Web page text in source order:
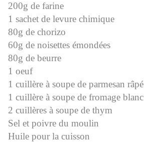
200g de farine
1 sachet de levure chimique
80g de chorizo
60g de noisettes émondées
80g de beurre
1 oeuf
1 cuillère à soupe de parmesan râpé
1 cuillère à soupe de fromage blanc
2 cuillères à soupe de thym
Sel et poivre du moulin
Huile pour la cuisson